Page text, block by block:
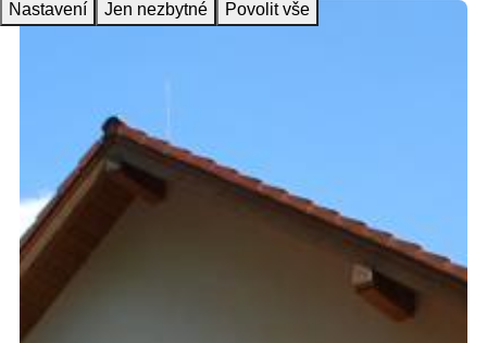
Nastavení Jen nezbytné Povolit vše